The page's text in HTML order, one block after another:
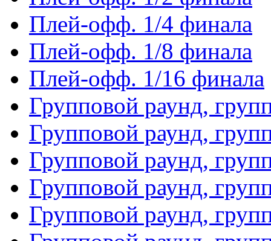
Плей-офф. 1/4 финала
Плей-офф. 1/8 финала
Плей-офф. 1/16 финала
Групповой раунд,
Групповой раунд,
Групповой раунд,
Групповой раунд,
Групповой раунд,